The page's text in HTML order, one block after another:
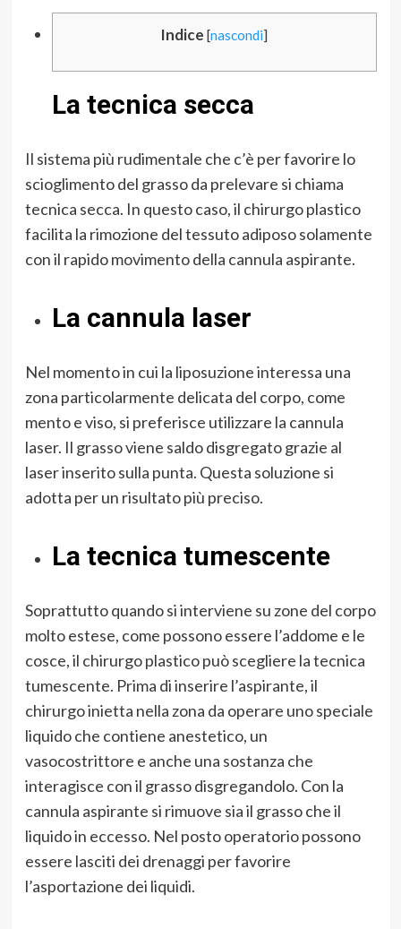
Indice [nascondi]
La tecnica secca
Il sistema più rudimentale che c’è per favorire lo
scioglimento del grasso da prelevare si chiama
tecnica secca. In questo caso, il chirurgo plastico
facilita la rimozione del tessuto adiposo solamente
con il rapido movimento della cannula aspirante.
La cannula laser
Nel momento in cui la liposuzione interessa una
zona particolarmente delicata del corpo, come
mento e viso, si preferisce utilizzare la cannula
laser. Il grasso viene saldo disgregato grazie al
laser inserito sulla punta. Questa soluzione si
adotta per un risultato più preciso.
La tecnica tumescente
Soprattutto quando si interviene su zone del corpo
molto estese, come possono essere l’addome e le
cosce, il chirurgo plastico può scegliere la tecnica
tumescente. Prima di inserire l’aspirante, il
chirurgo inietta nella zona da operare uno speciale
liquido che contiene anestetico, un
vasocostrittore e anche una sostanza che
interagisce con il grasso disgregandolo. Con la
cannula aspirante si rimuove sia il grasso che il
liquido in eccesso. Nel posto operatorio possono
essere lasciti dei drenaggi per favorire
l’asportazione dei liquidi.